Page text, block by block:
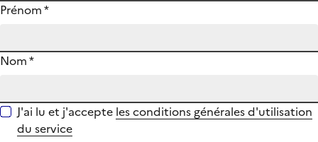
Prénom*
Nom*
J'ai lu et j'accepte les conditions générales d'utilisation
du service